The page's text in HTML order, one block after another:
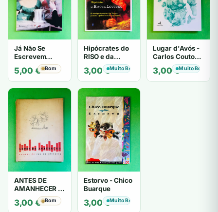
Já Não Se
Escrevem
Cartas de Amor
- Mário
Zambujal
5,00 € Bom
Hipócrates do
RISO e da
LOUCURA
3,00€Muito Bom
Lugar d'Avós -
Carlos Couto
Amaral
3,00€Muito Bom
ANTES DE
AMANHECER -
ruy de oliveira
3,00 € Bom
Estorvo - Chico
Buarque
3,00€Muito Bom